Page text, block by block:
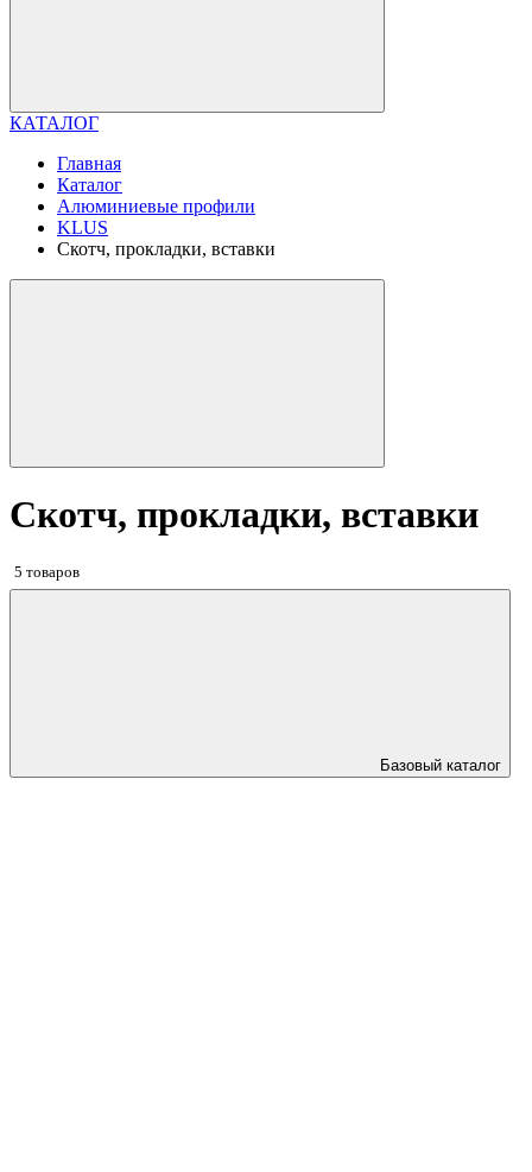
КАТАЛОГ
Главная
Каталог
Алюминиевые профили
KLUS
Скотч, прокладки, вставки
Скотч, прокладки, вставки
5 товаров
Базовый каталог